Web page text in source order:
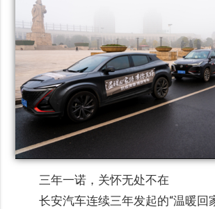
三年一诺，关怀无处不在
长安汽车连续三年发起的“温暖回